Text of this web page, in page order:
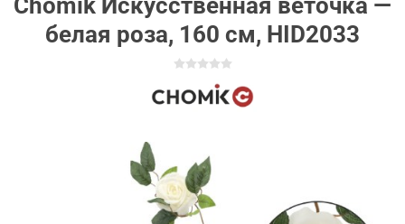
Chomik Искусственная веточка —
белая роза, 160 см, HID2033